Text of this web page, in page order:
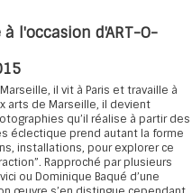
l'occasion d'ART-O-
il vit à Paris et travaille à
arts de Marseille, il devient
qu’il réalise à partir des
éclectique prend autant la forme
installations, pour explorer ce
Rapproché par plusieurs
ou Dominique Baqué d’une